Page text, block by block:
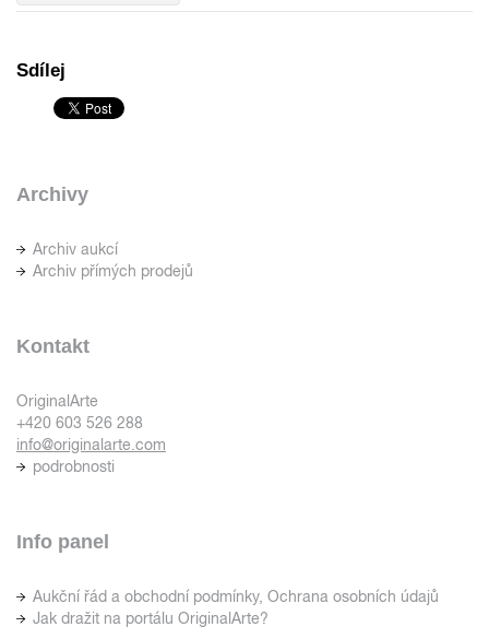
Sdílej
Archivy
Archiv aukcí
Archiv přímých prodejů
Kontakt
OriginalArte
+420 603 526 288
info@originalarte.com
podrobnosti
Info panel
Aukční řád a obchodní podmínky, Ochrana osobních údajů
Jak dražit na portálu OriginalArte?